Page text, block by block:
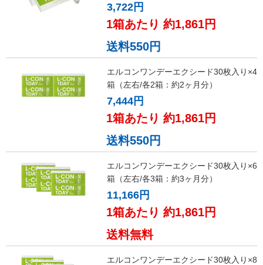
3,722円
1箱あたり 約1,861円
送料550円
エルコンワンデーエクシード30枚入り×4
箱（左右/各2箱：約2ヶ月分）
7,444円
1箱あたり 約1,861円
送料550円
エルコンワンデーエクシード30枚入り×6
箱（左右/各3箱：約3ヶ月分）
11,166円
1箱あたり 約1,861円
送料無料
エルコンワンデーエクシード30枚入り×8